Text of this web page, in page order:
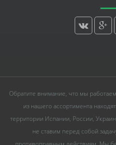
Обратите внимание, что мы
из нашего ассортимента
территории Испании, России,
не ставим перед собой